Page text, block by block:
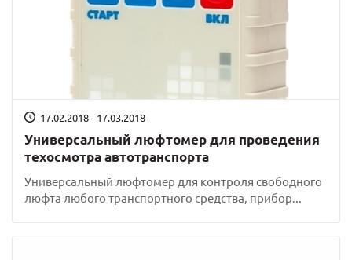
17.02.2018 - 17.03.2018
Универсальный люфтомер для проведения
техосмотра автотранспорта
Универсальный люфтомер для контроля свободного
люфта любого транспортного средства, прибор...